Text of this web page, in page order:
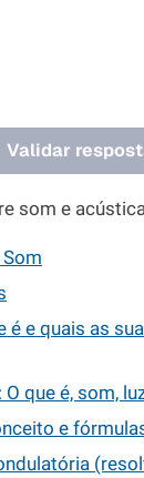
Validar
som e
é e quais as
que é, som,
e